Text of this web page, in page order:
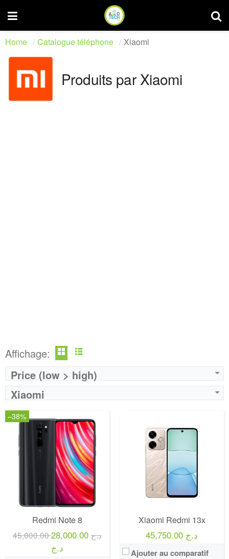
Home Catalogue téléphone Xiaomi
Produits par Xiaomi
Affichage:
Price (low > high)
Xiaomi
–38%
Redmi Note 8
45,000.00 د.ج 28,000.00
د.ج
Xiaomi Redmi 13x
45,750.00 د.ج
Ajouter au comparatif